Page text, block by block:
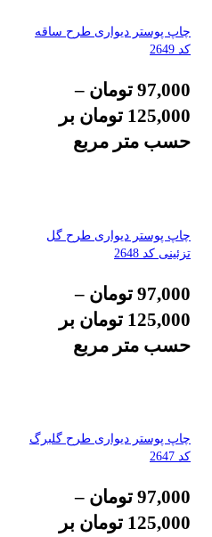
چاپ پوستر دیواری طرح ساقه
کد 2649
97,000 تومان –
125,000 تومان بر
حسب متر مربع
چاپ پوستر دیواری طرح گل
تزئینی کد 2648
97,000 تومان –
125,000 تومان بر
حسب متر مربع
چاپ پوستر دیواری طرح گلبرگ
کد 2647
97,000 تومان –
125,000 تومان بر